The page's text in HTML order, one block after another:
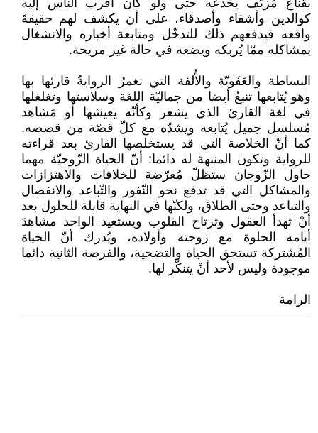
بقناع مُزيّف يخدعه حتى ولو كان أقرب الناس إليه
كوالدين وأشقاء وأصدقاء، على أن يكشف لهم حقيقةَ
واقعه فيدفعهم ذلك للتدخّل ومتابعة أخباره والانشغال
بمشاكله ممّا يُربكه ويضعه في حالة غير مريحة.
البساطة والعَفَويّة والأُلفة التي تغمرُ الروايةُ قارئها بها
وهو يُتابعها تنبعُ أيضا من جماليّة اللغة وسلاستها وتغلغلها
في لغة القارئ الذي يشعر وكأنّه يعيشها أو مَشاهد
مُسلسل جميل يُتابعه ويشدّه مع كلّ قصّة من قصصه.
كما أنّ الخلاصة التي قد يستخلصها القارئ بعد قراءته
للرواية وتكون المنبهة له دائما: أنّ الحياة الزّوجيّة مهما
حاول الزّوجان ستظلّ مُعرّضة للخلافات والاهتزازات
والمشاكل التي قد تدفع نحو النّفور والتّباعد والانفصال
والتباعد وحتى الطلاق، ولكنّها في النهاية قابلة للحلول بعد
أنْ تهدأ العقول وترتاح القلوب ويستعيد الواحد مشاهدَ
أيامه الحلوة مع زوجته وأولاده، ويُدرك أنّ الحياة
المُشتركة تستحق الحياة والتضحية، والفرصة الثانية دائما
موجودة وليس لأحد أنْ يتنكّر لها.
الرامة